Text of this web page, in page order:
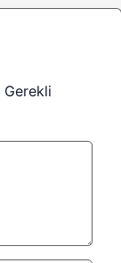
Gerekli